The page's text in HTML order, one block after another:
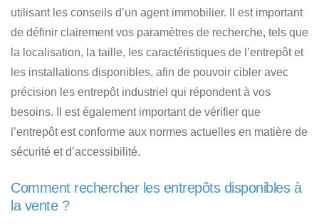
utilisant les conseils d’un agent immobilier. Il est important
de définir clairement vos paramètres de recherche, tels que
la localisation, la taille, les caractéristiques de l’entrepôt et
les installations disponibles, afin de pouvoir cibler avec
précision les entrepôt industriel qui répondent à vos
besoins. Il est également important de vérifier que
l’entrepôt est conforme aux normes actuelles en matière de
sécurité et d’accessibilité.
Comment rechercher les entrepôts disponibles à
la vente ?